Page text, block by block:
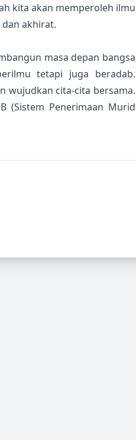
kita akan memperoleh ilmu
akhirat.
masa depan bangsa
tetapi juga beradab.
wujudkan cita-cita bersama.
(Sistem Penerimaan Murid